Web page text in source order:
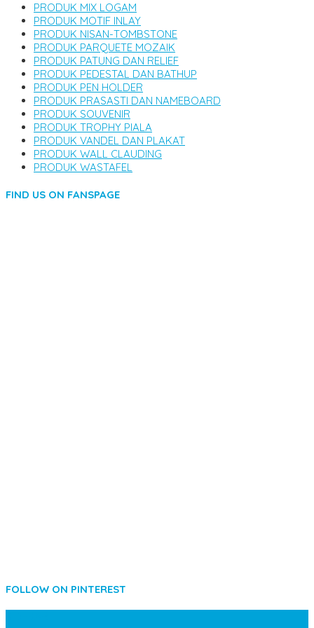
PRODUK MIX LOGAM
PRODUK MOTIF INLAY
PRODUK NISAN-TOMBSTONE
PRODUK PARQUETE MOZAIK
PRODUK PATUNG DAN RELIEF
PRODUK PEDESTAL DAN BATHUP
PRODUK PEN HOLDER
PRODUK PRASASTI DAN NAMEBOARD
PRODUK SOUVENIR
PRODUK TROPHY PIALA
PRODUK VANDEL DAN PLAKAT
PRODUK WALL CLAUDING
PRODUK WASTAFEL
FIND US ON FANSPAGE
FOLLOW ON PINTEREST